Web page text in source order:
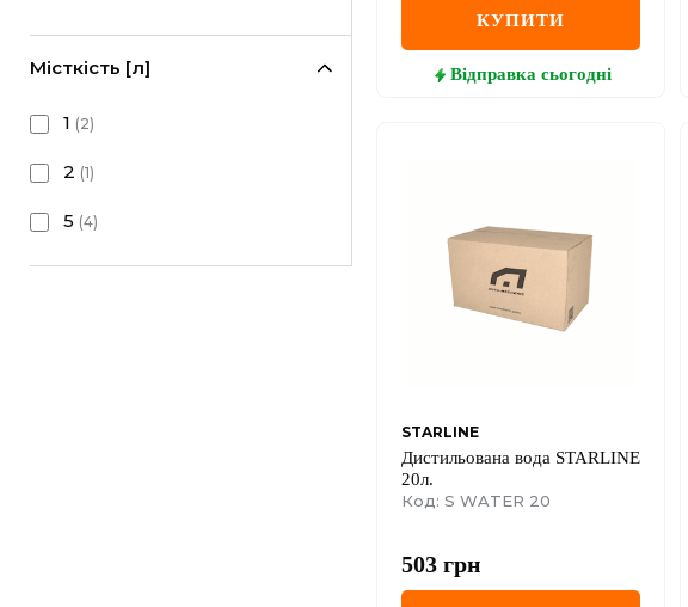
Місткість [л]
1 (2)
2 (1)
5 (4)
КУПИТИ
Відправка сьогодні
STARLINE
Дистильована вода STARLINE
20л.
Код: S WATER 20
503 грн